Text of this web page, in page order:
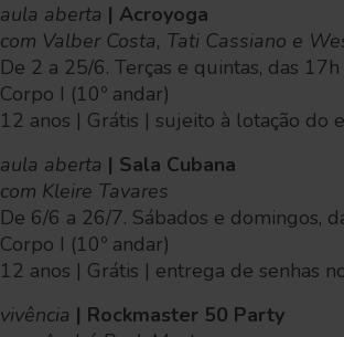
aula aberta | Acroyoga
com Valber Costa, Tati Cassiano e
De 2 a 25/6. Terças e quintas, das
Corpo I (10º andar)
12 anos | Grátis | sujeito à lotação do
aula aberta | Sala Cubana
com Kleire Tavares
De 6/6 a 26/7. Sábados e domingos,
Corpo I (10º andar)
12 anos | Grátis | entrega de senhas
vivência | Rockmaster 50 Party